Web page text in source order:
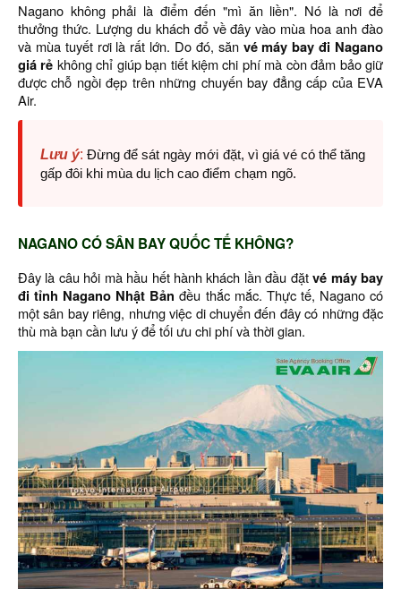
Nagano không phải là điểm đến "mì ăn liền". Nó là nơi để
thưởng thức. Lượng du khách đổ về đây vào mùa hoa anh đào
và mùa tuyết rơi là rất lớn. Do đó, săn vé máy bay đi Nagano
giá rẻ không chỉ giúp bạn tiết kiệm chi phí mà còn đảm bảo giữ
được chỗ ngồi đẹp trên những chuyến bay đẳng cấp của EVA
Air.
Lưu ý: Đừng để sát ngày mới đặt, vì giá vé có thể tăng
gấp đôi khi mùa du lịch cao điểm chạm ngõ.
NAGANO CÓ SÂN BAY QUỐC TẾ KHÔNG?
Đây là câu hỏi mà hầu hết hành khách lần đầu đặtvé máy bay
đi tỉnh Nagano Nhật Bảnđều thắc mắc. Thực tế, Nagano có
một sân bay riêng, nhưng việc di chuyển đến đây có những đặc
thù mà bạn cần lưu ý để tối ưu chi phí và thời gian.